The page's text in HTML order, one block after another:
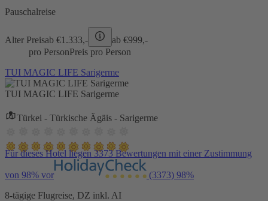
Pauschalreise
Alter Preisab €1.333,- ab €999,-
pro PersonPreis pro Person
TUI MAGIC LIFE Sarigerme
TUI MAGIC LIFE Sarigerme
Türkei - Türkische Ägäis - Sarigerme
Für dieses Hotel liegen 3373 Bewertungen mit einer Zustimmung
von 98% vor (3373) 98%
8-tägige Flugreise, DZ inkl. AI